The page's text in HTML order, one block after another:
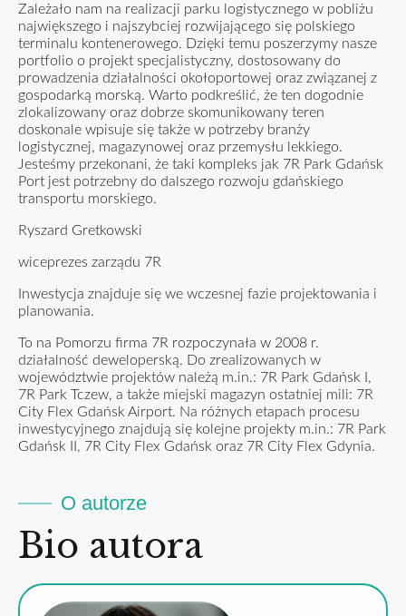
Zależało nam na realizacji parku logistycznego w pobliżu
największego i najszybciej rozwijającego się polskiego
terminalu kontenerowego. Dzięki temu poszerzymy nasze
portfolio o projekt specjalistyczny, dostosowany do
prowadzenia działalności okołoportowej oraz związanej z
gospodarką morską. Warto podkreślić, że ten dogodnie
zlokalizowany oraz dobrze skomunikowany teren
doskonale wpisuje się także w potrzeby branży
logistycznej, magazynowej oraz przemysłu lekkiego.
Jesteśmy przekonani, że taki kompleks jak 7R Park Gdańsk
Port jest potrzebny do dalszego rozwoju gdańskiego
transportu morskiego.
Ryszard Gretkowski
wiceprezes zarządu 7R
Inwestycja znajduje się we wczesnej fazie projektowania i
planowania.
To na Pomorzu firma 7R rozpoczynała w 2008 r.
działalność deweloperską. Do zrealizowanych w
województwie projektów należą m.in.: 7R Park Gdańsk I,
7R Park Tczew, a także miejski magazyn ostatniej mili: 7R
City Flex Gdańsk Airport. Na różnych etapach procesu
inwestycyjnego znajdują się kolejne projekty m.in.: 7R Park
Gdańsk II, 7R City Flex Gdańsk oraz 7R City Flex Gdynia.
O autorze
Bio autora